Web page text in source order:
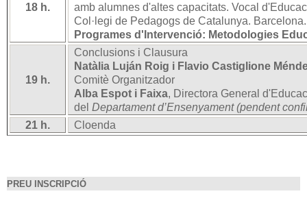
18 h.
amb alumnes d'altes capacitats. Vocal
Col·legi de Pedagogs de Catalunya. Barcelona.
Programes d'Intervenció: Metodologies
19 h.
Conclusions i Clausura
Natàlia Luján Roig i Flavio Castiglione
Comitè Organitzador
Alba Espot i Faixa, Directora General
del Departament d’Ensenyament (pendent
21 h.
Cloenda
PREU INSCRIPCIÓ